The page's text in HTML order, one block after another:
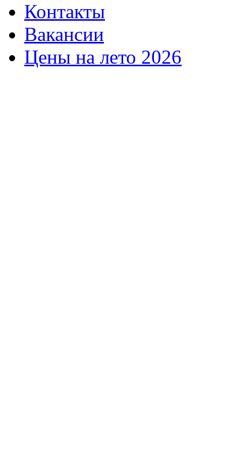
Контакты
Вакансии
Цены на лето 2026